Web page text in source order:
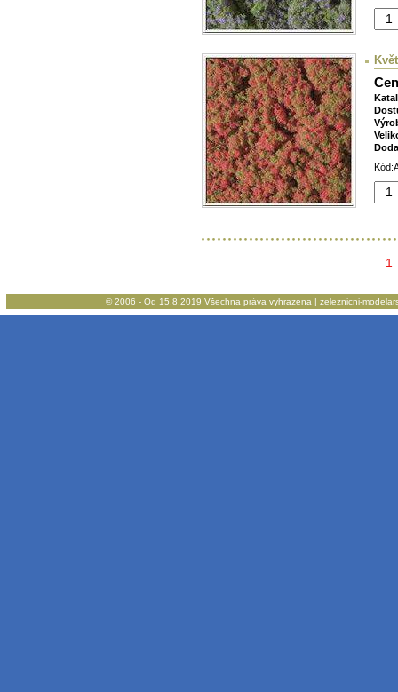
1
© 2006 - Od 15.8.2019 Všechna práva vyhrazena | zeleznicni-